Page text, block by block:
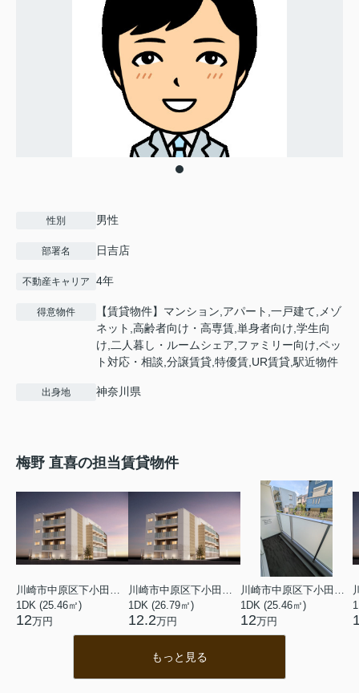
性別 男性
部署名 日吉店
不動産キャリア 4年
得意物件
【賃貸物件】マンション,アパート,一戸建て,メゾ
ネット,高齢者向け・高専賃,単身者向け,学生向
け,二人暮し・ルームシェア,ファミリー向け,ペッ
ト対応・相談,分譲賃貸,特優賃,UR賃貸,駅近物件
出身地 神奈川県
梅野 直喜の担当賃貸物件
1DK (25.46㎡)
12万円
1DK (26.79㎡)
12.2万円
1DK (25.46㎡)
12万円
もっと見る